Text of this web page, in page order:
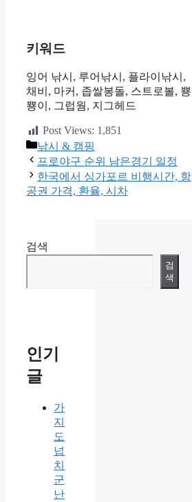
키워드
잉어 낚시, 루어낚시, 플라이낚시,
채비, 마커, 좁쌀봉돌, 스트로볼, 뿅
뿅이, 그럽웜, 지그헤드
Post Views: 1,851
카
테
고
리
낚시 & 캠핑
프로야구 순위 남은경기 일정
한국에서 싱가포르 비행시간, 항
공권 가격, 환율, 시차
검색
검
색
인기
글
가
지
도
넙
치
군
난